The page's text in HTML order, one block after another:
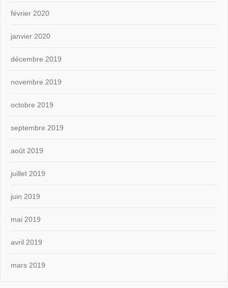
février 2020
janvier 2020
décembre 2019
novembre 2019
octobre 2019
septembre 2019
août 2019
juillet 2019
juin 2019
mai 2019
avril 2019
mars 2019